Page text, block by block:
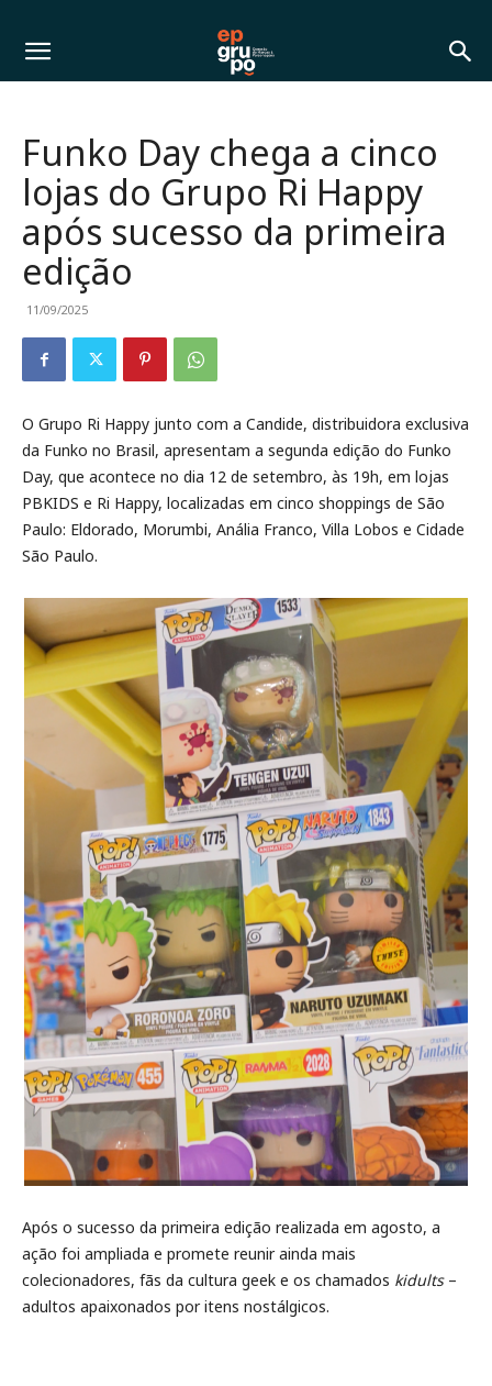
Funko Day chega a cinco
lojas do Grupo Ri Happy
após sucesso da primeira
edição
11/09/2025
O Grupo Ri Happy junto com a Candide, distribuidora exclusiva
da Funko no Brasil, apresentam a segunda edição do Funko
Day, que acontece no dia 12 de setembro, às 19h, em lojas
PBKIDS e Ri Happy, localizadas em cinco shoppings de São
Paulo: Eldorado, Morumbi, Anália Franco, Villa Lobos e Cidade
São Paulo.
Após o sucesso da primeira edição realizada em agosto, a
ação foi ampliada e promete reunir ainda mais
colecionadores, fãs da cultura geek e os chamados kidults–
adultos apaixonados por itens nostálgicos.